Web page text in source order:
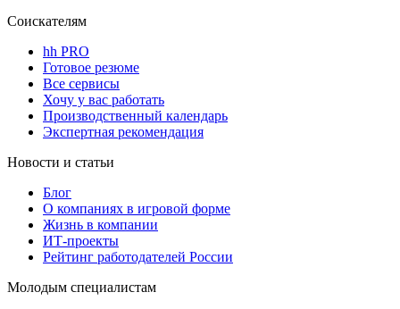
Соискателям
hh PRO
Готовое резюме
Все сервисы
Хочу у вас работать
Производственный календарь
Экспертная рекомендация
Новости и статьи
Блог
О компаниях в игровой форме
Жизнь в компании
ИТ-проекты
Рейтинг работодателей России
Молодым специалистам